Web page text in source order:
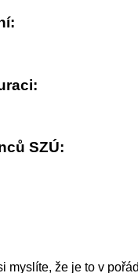
SZÚ:
že je to v